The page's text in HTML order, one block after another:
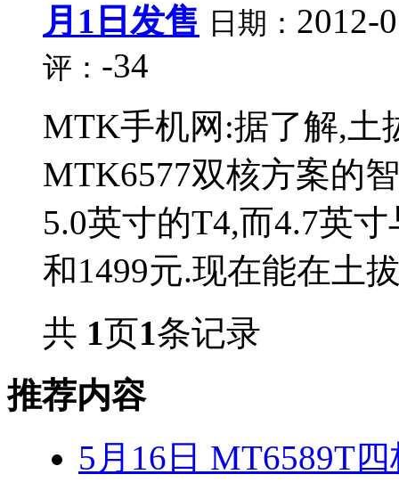
月1日发售 日期： 2012-
评： -34
MTK手机网:据了解,土
MTK6577双核方案的
5.0英寸的T4,而4.7英
和1499元.现在能在土
共 1页1条记录
推荐内容
5月16日 MT6589T